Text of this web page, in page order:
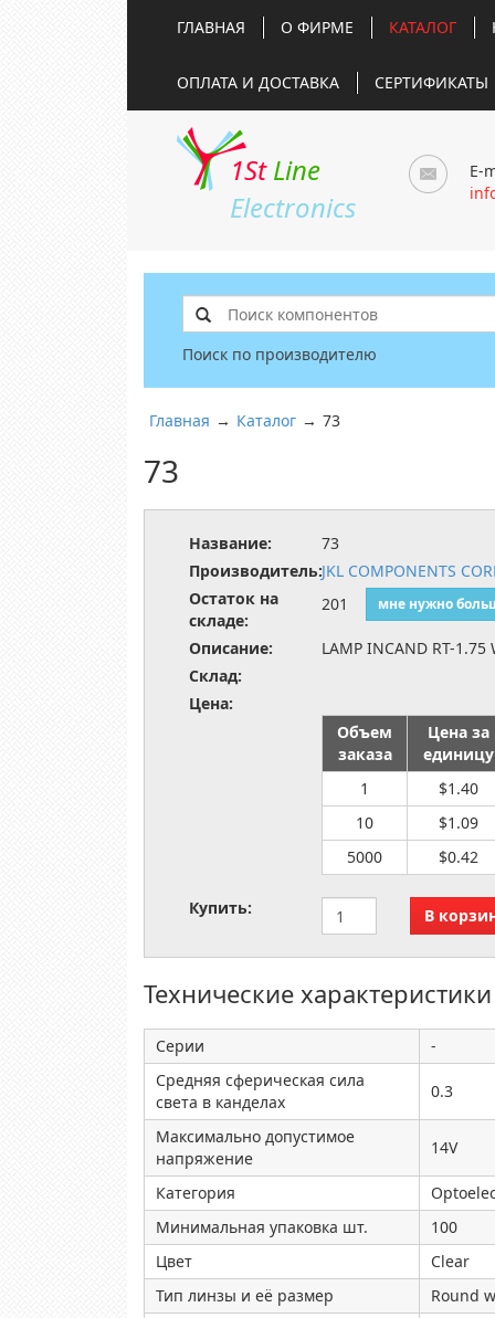
ГЛАВНАЯ О ФИРМЕ КАТАЛОГ
ОПЛАТА И ДОСТАВКА СЕРТИФИКАТЫ
1St Line
Electronics
E-
Поиск по производителю
Главная → Каталог → 73
73
Название:
73
Производитель:JKL COMPONENTS
Остаток на
складе:
201 мне нужно
Описание:
LAMP INCAND RT-1.75
Склад:
Цена:
Объем
заказа
Цена за
единицу
1
$1.40
10
$1.09
5000
$0.42
Купить:
Технические характеристики
Серии
-
Средняя сферическая сила
света в канделах
0.3
Максимально допустимое
напряжение
14V
Категория
Минимальная упаковка шт.
100
Цвет
Clear
Тип линзы и её размер
Round